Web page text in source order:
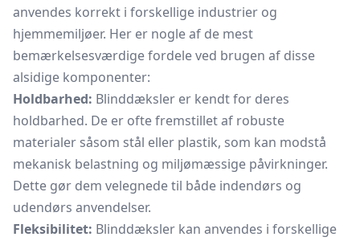
anvendes korrekt i forskellige industrier og
hjemmemiljøer. Her er nogle af de mest
bemærkelsesværdige fordele ved brugen af disse
alsidige komponenter:
Holdbarhed: Blinddæksler er kendt for deres
holdbarhed. De er ofte fremstillet af robuste
materialer såsom stål eller plastik, som kan modstå
mekanisk belastning og miljømæssige påvirkninger.
Dette gør dem velegnede til både indendørs og
udendørs anvendelser.
Fleksibilitet: Blinddæksler kan anvendes i forskellige